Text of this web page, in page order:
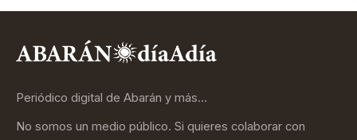
Periódico digital de Abarán y más…
No somos un medio público. Si quieres colaborar con